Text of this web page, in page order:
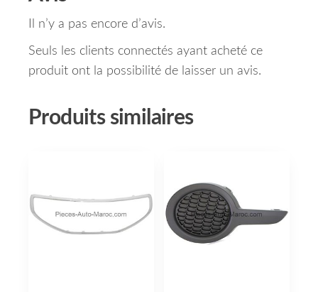
Il n’y a pas encore d’avis.
Seuls les clients connectés ayant acheté ce
produit ont la possibilité de laisser un avis.
Produits similaires